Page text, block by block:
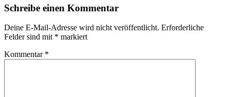
Schreibe einen Kommentar
Deine E-Mail-Adresse wird nicht veröffentlicht. Erforderliche
Felder sind mit * markiert
Kommentar *